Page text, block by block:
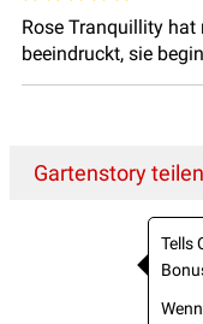
Rose Tranquillity
beeindruckt, sie
Gartenstory
Tells